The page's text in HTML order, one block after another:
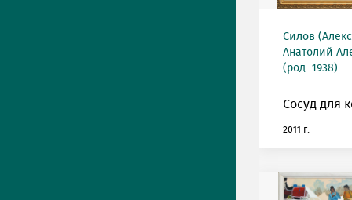
Силов
Анатолий
(род. 1938)
Сосуд для
2011 г.